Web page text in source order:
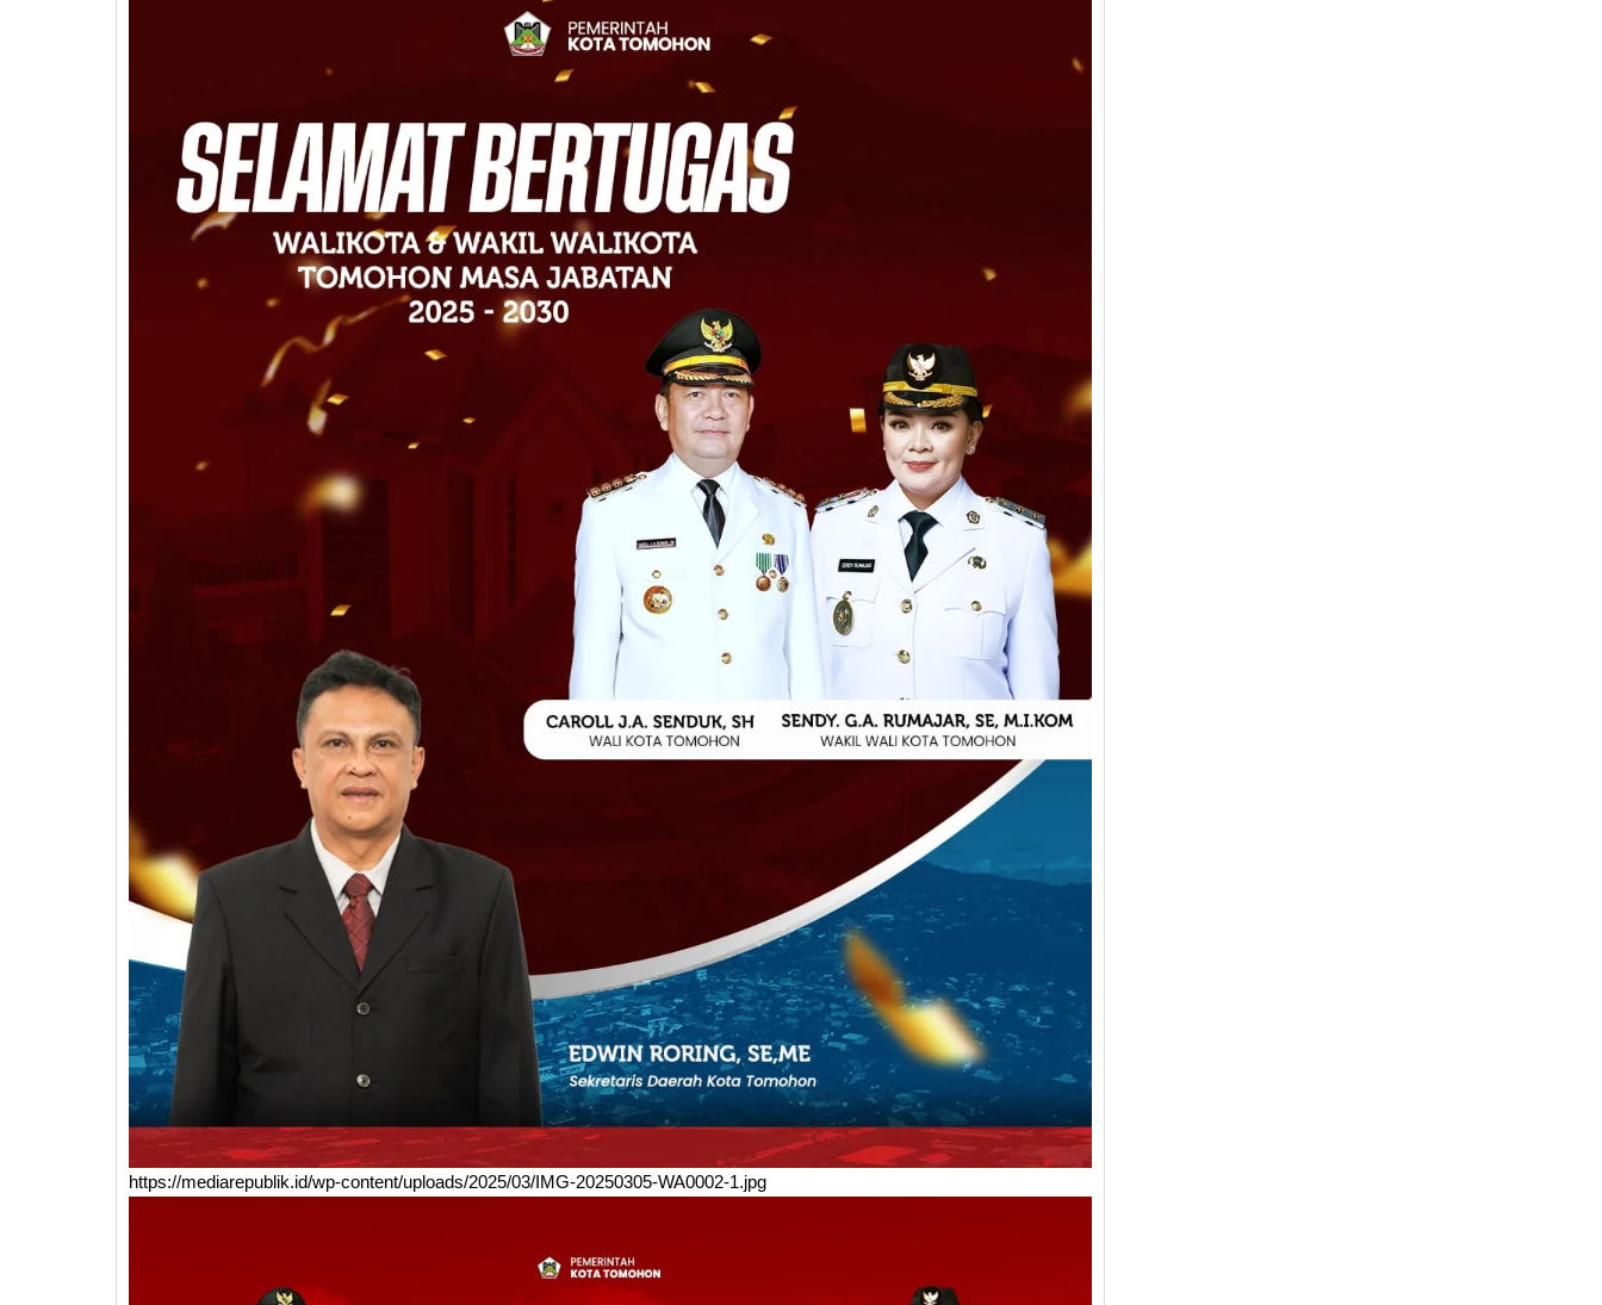
https://mediarepublik.id/wp-content/uploads/2025/03/IMG-20250305-WA0002-1.jpg